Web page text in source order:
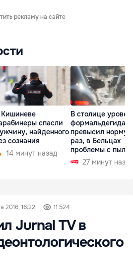
рекламу на сайте
Кишиневе
спасли
найденного
сознания
14 минут назад
В столице
формальдегида
превысил норму
раз, в Бельцах
проблемы с
27 минут назад
2016, 16:22 11 524
Jurnal TV в